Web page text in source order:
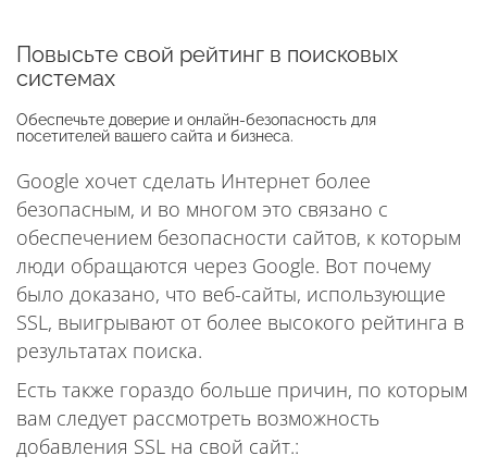
Повысьте свой рейтинг в поисковых
системах
Обеспечьте доверие и онлайн-безопасность для
посетителей вашего сайта и бизнеса.
Google хочет сделать Интернет более
безопасным, и во многом это связано с
обеспечением безопасности сайтов, к которым
люди обращаются через Google. Вот почему
было доказано, что веб-сайты, использующие
SSL, выигрывают от более высокого рейтинга в
результатах поиска.
Есть также гораздо больше причин, по которым
вам следует рассмотреть возможность
добавления SSL на свой сайт.: